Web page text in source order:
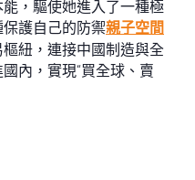
，驅使她進入了一種極
護自己的防禦親子空間
紐，連接中國制造與全
內，實現“買全球、賣